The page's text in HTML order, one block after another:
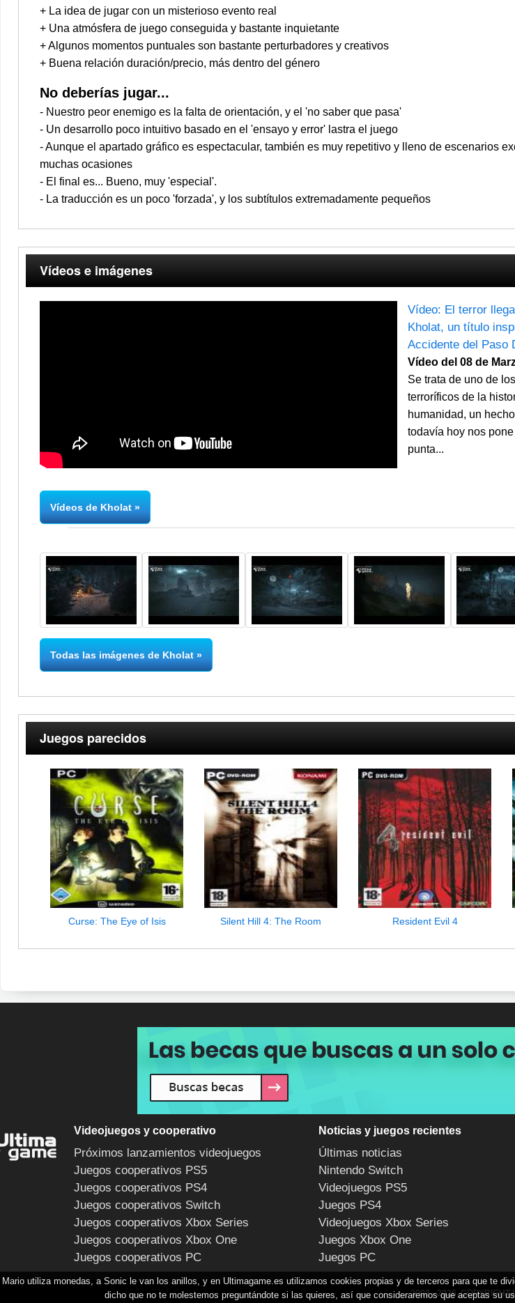
+ La idea de jugar con un misterioso evento real
+ Una atmósfera de juego conseguida y bastante inquietante
+ Algunos momentos puntuales son bastante perturbadores y creativos
+ Buena relación duración/precio, más dentro del género
No deberías jugar...
- Nuestro peor enemigo es la falta de orientación, y el 'no saber que pasa'
- Un desarrollo poco intuitivo basado en el 'ensayo y error' lastra el juego
- Aunque el apartado gráfico es espectacular, también es muy repetitivo y lleno de escenarios
muchas ocasiones
- El final es... Bueno, muy 'especial'.
- La traducción es un poco 'forzada', y los subtítulos extremadamente pequeños
Vídeos e imágenes
Vídeo: El terror
Kholat, un título
Accidente del Paso
Vídeo del 08 de
Se trata de uno de
terroríficos de la
humanidad, un
todavía hoy nos
punta...
Vídeos de Kholat
Todas las imágenes de Kholat
Juegos parecidos
Curse: The Eye of Isis Silent Hill 4: The Room Resident Evil 4
Videojuegos y cooperativo
Próximos lanzamientos videojuegos
Juegos cooperativos PS5
Juegos cooperativos PS4
Juegos cooperativos Switch
Juegos cooperativos Xbox Series
Juegos cooperativos Xbox One
Juegos cooperativos PC
Noticias y juegos recientes
Últimas noticias
Nintendo Switch
Videojuegos PS5
Juegos PS4
Videojuegos Xbox Series
Juegos Xbox One
Juegos PC
2003 - 2026, COPYRIGHT
Mario utiliza monedas, a Sonic le van los anillos, y en Ultimagame.es utilizamos cookies propias y de terceros para que te
dicho que no te molestemos preguntándote si las quieres, así que consideraremos que aceptas su